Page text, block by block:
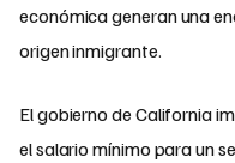
económica generan una
origen inmigrante.
El gobierno de California
el salario mínimo para un